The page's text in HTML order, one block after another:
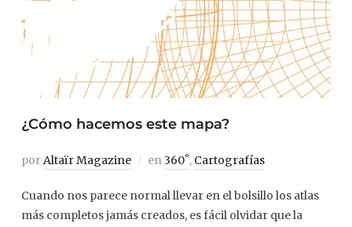
¿Cómo hacemos este mapa?
porAltaïr Magazine en360˚, Cartografías
Cuando nos parece normal llevar en el bolsillo los atlas
más completos jamás creados, es fácil olvidar que la